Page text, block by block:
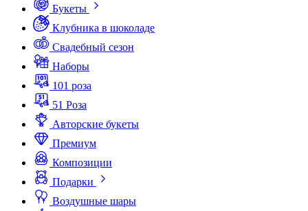
Букеты
Клубника в шоколаде
Свадебный сезон
Наборы
101 роза
51 Роза
Авторские букеты
Премиум
Композиции
Подарки
Воздушные шары